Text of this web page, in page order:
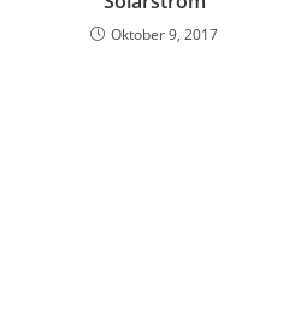
Oktober 9, 2017